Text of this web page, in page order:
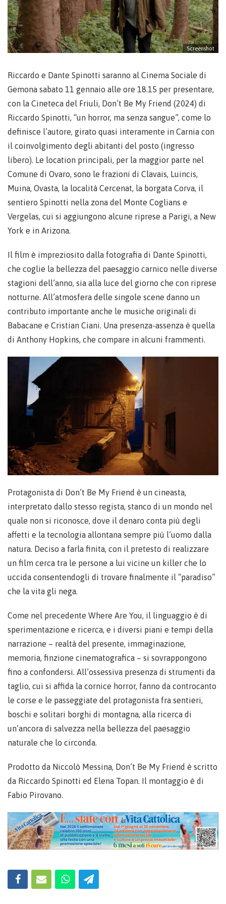
Screenshot
Riccardo e Dante Spinotti saranno al Cinema Sociale di
Gemona sabato 11 gennaio alle ore 18.15 per presentare,
con la Cineteca del Friuli, Don’t Be My Friend (2024) di
Riccardo Spinotti, “un horror, ma senza sangue”, come lo
definisce l’autore, girato quasi interamente in Carnia con
il coinvolgimento degli abitanti del posto (ingresso
libero). Le location principali, per la maggior parte nel
Comune di Ovaro, sono le frazioni di Clavais, Luincis,
Muina, Ovasta, la località Cercenat, la borgata Corva, il
sentiero Spinotti nella zona del Monte Coglians e
Vergelas, cui si aggiungono alcune riprese a Parigi, a New
York e in Arizona.
Il film è impreziosito dalla fotografia di Dante Spinotti,
che coglie la bellezza del paesaggio carnico nelle diverse
stagioni dell’anno, sia alla luce del giorno che con riprese
notturne. All’atmosfera delle singole scene danno un
contributo importante anche le musiche originali di
Babacane e Cristian Ciani. Una presenza-assenza è quella
di Anthony Hopkins, che compare in alcuni frammenti.
Protagonista di Don’t Be My Friend è un cineasta,
interpretato dallo stesso regista, stanco di un mondo nel
quale non si riconosce, dove il denaro conta più degli
affetti e la tecnologia allontana sempre più l’uomo dalla
natura. Deciso a farla finita, con il pretesto di realizzare
un film cerca tra le persone a lui vicine un killer che lo
uccida consentendogli di trovare finalmente il “paradiso”
che la vita gli nega.
Come nel precedente Where Are You, il linguaggio è di
sperimentazione e ricerca, e i diversi piani e tempi della
narrazione – realtà del presente, immaginazione,
memoria, finzione cinematografica – si sovrappongono
fino a confondersi. All’ossessiva presenza di strumenti da
taglio, cui si affida la cornice horror, fanno da controcanto
le corse e le passeggiate del protagonista fra sentieri,
boschi e solitari borghi di montagna, alla ricerca di
un’ancora di salvezza nella bellezza del paesaggio
naturale che lo circonda.
Prodotto da Niccolò Messina, Don’t Be My Friend è scritto
da Riccardo Spinotti ed Elena Topan. Il montaggio è di
Fabio Pirovano.